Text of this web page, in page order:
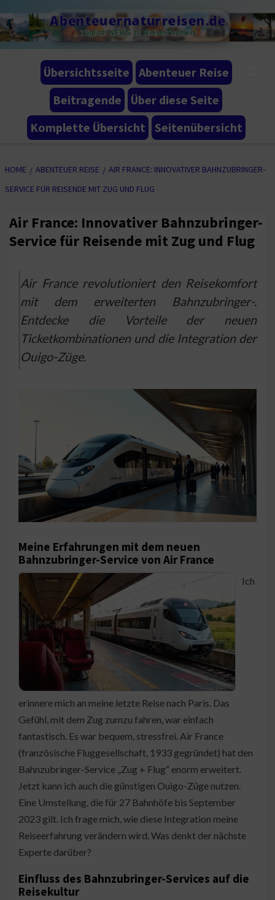
to
content
Abenteuernaturreisen.de
Täglich NEWS zu Reise-Themen
Übersichtsseite
Abenteuer Reise
Beitragende
Über diese Seite
Komplette Übersicht
Seitenübersicht
HOME ABENTEUER REISE
AIR FRANCE: INNOVATIVER BAHNZUBRINGER-
SERVICE FÜR REISENDE MIT ZUG UND FLUG
Air France: Innovativer Bahnzubringer-
Service für Reisende mit Zug und Flug
Air France revolutioniert den Reisekomfort
mit dem erweiterten Bahnzubringer-.
Entdecke die Vorteile der neuen
Ticketkombinationen und die Integration der
Ouigo-Züge.
Meine Erfahrungen mit dem neuen
Bahnzubringer-Service von Air France
Ich
erinnere mich an meine letzte Reise nach Paris. Das
Gefühl, mit dem Zug zumzu fahren, war einfach
fantastisch. Es war bequem, stressfrei. Air France
(französische Fluggesellschaft, 1933 gegründet) hat den
Bahnzubringer-Service „Zug + Flug“ enorm erweitert.
Jetzt kann ich auch die günstigen Ouigo-Züge nutzen.
Eine Umstellung, die für 27 Bahnhöfe bis September
2023 gilt. Ich frage mich, wie diese Integration meine
Reiseerfahrung verändern wird. Was denkt der nächste
Experte darüber?
Einfluss des Bahnzubringer-Services auf die
Reisekultur